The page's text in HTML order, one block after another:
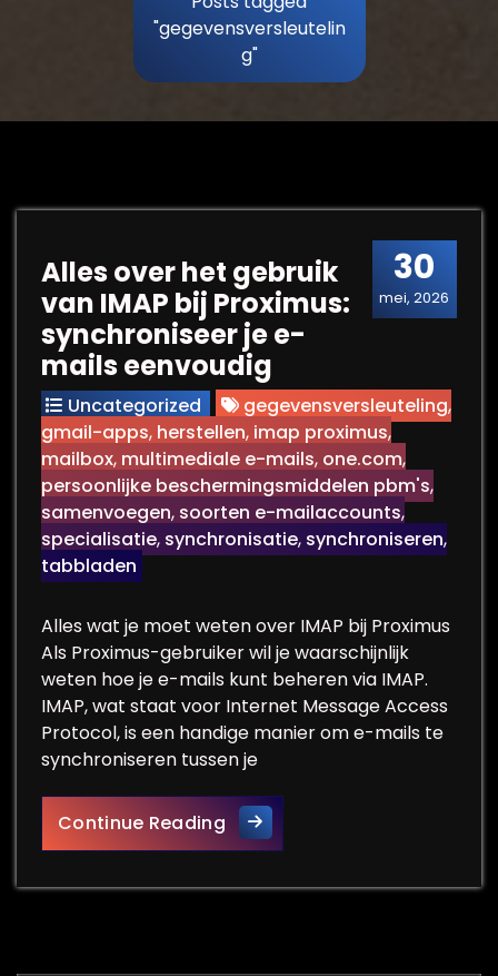
"gegevensversleutelin
g"
30
mei, 2026
Alles over het gebruik
van IMAP bij Proximus:
synchroniseer je e-
mails eenvoudig
Uncategorized gegevensversleuteling,
gmail-apps, herstellen, imap proximus,
mailbox, multimediale e-mails, one.com,
persoonlijke beschermingsmiddelen pbm's,
samenvoegen, soorten e-mailaccounts,
specialisatie, synchronisatie, synchroniseren,
tabbladen
Alles wat je moet weten over IMAP bij Proximus
Als Proximus-gebruiker wil je waarschijnlijk
weten hoe je e-mails kunt beheren via IMAP.
IMAP, wat staat voor Internet Message Access
Protocol, is een handige manier om e-mails te
synchroniseren tussen je
Continue ReadingAlles over het gebruik van